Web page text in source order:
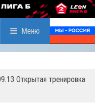
Меню
Открытая тренировка